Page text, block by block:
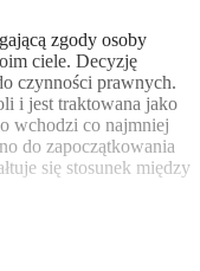
zgody osoby
ciele. Decyzję
czynności prawnych.
i jest traktowana jako
wchodzi co najmniej
do zapoczątkowania
się stosunek między